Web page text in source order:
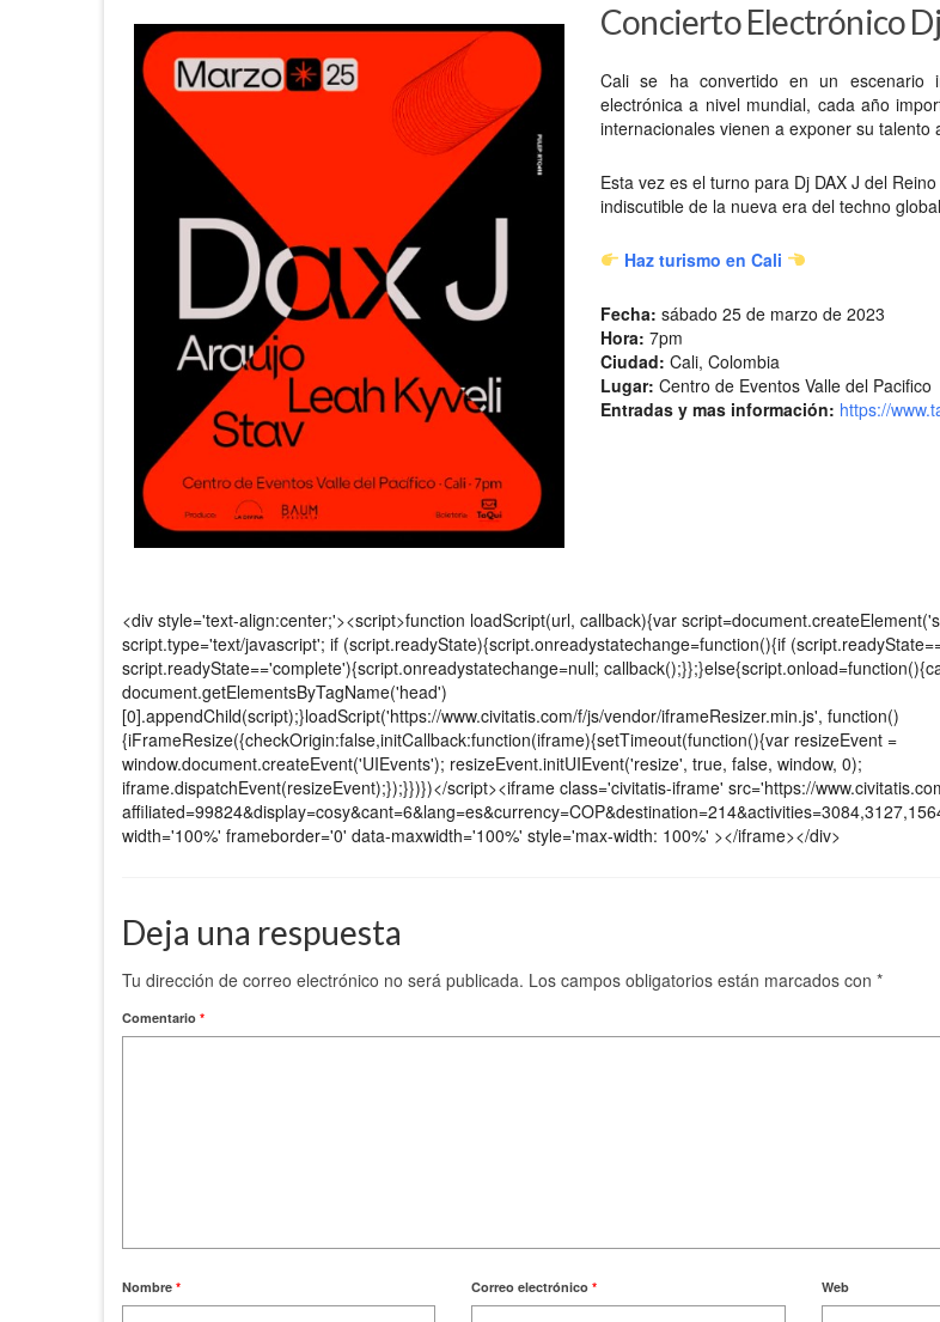
Concierto Electrónico
Cali se ha convertido en un escenario
electrónica a nivel mundial, cada año
internacionales vienen a exponer su talento
Esta vez es el turno para Dj DAX J del
indiscutible de la nueva era del techno
Haz turismo en Cali
Fecha: sábado 25 de marzo de 2023
Hora: 7pm
Ciudad: Cali, Colombia
Lugar: Centro de Eventos Valle del Pacifico
Entradas y mas información: https://
<div style='text-align:center;'><script>function loadScript(url, callback){var
script.type='text/javascript'; if (script.readyState){script.onreadystatechange=function(){if
script.readyState=='complete'){script.onreadystatechange=null;
document.getElementsByTagName('head')
[0].appendChild(script);}loadScript('https://www.civitatis.com/f/js/vendor/iframeResizer.min.js', function()
{iFrameResize({checkOrigin:false,initCallback:function(iframe){setTimeout(function(){var resizeEvent =
window.document.createEvent('UIEvents'); resizeEvent.initUIEvent('resize', true, false, window, 0);
iframe.dispatchEvent(resizeEvent);});}})})</script><iframe class='civitatis-iframe' src='https://
width='100%' frameborder='0' data-maxwidth='100%' style='max-width: 100%' ></iframe></div>
Deja una respuesta
Tu dirección de correo electrónico no será publicada. Los campos obligatorios están marcados con *
Comentario *
Nombre * Correo electrónico* Web